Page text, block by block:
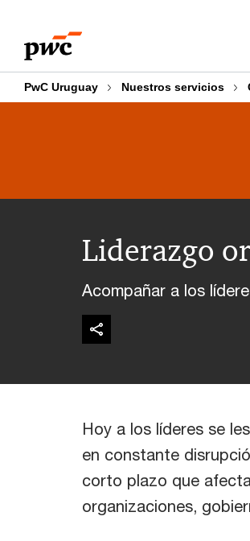
content
footer
PwC Uruguay Nuestros servicios
Liderazgo
Acompañar a los
Hoy a los líderes se
en constante
corto plazo que
organizaciones,